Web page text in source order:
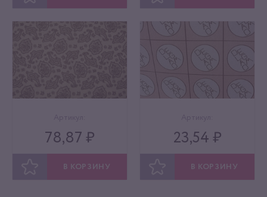
78,87 ₽
В КОРЗИНУ
23,54 ₽
В КОРЗИНУ